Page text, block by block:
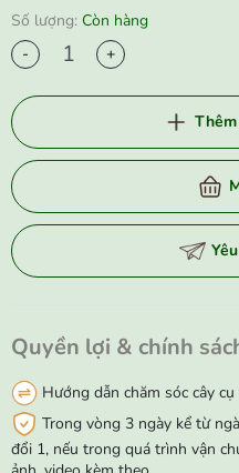
Số lượng: Còn hàng
-
+
Quyền lợi & chính
Hướng dẫn chăm sóc cây
Trong vòng 3 ngày kể từ
đổi 1, nếu trong quá trình vận